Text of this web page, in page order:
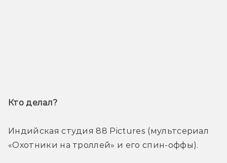
Кто делал?
Индийская студия 88 Pictures (мультсериал
«Охотники на троллей» и его спин-оффы).